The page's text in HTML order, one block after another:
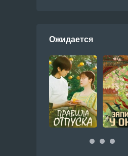
Ожидается